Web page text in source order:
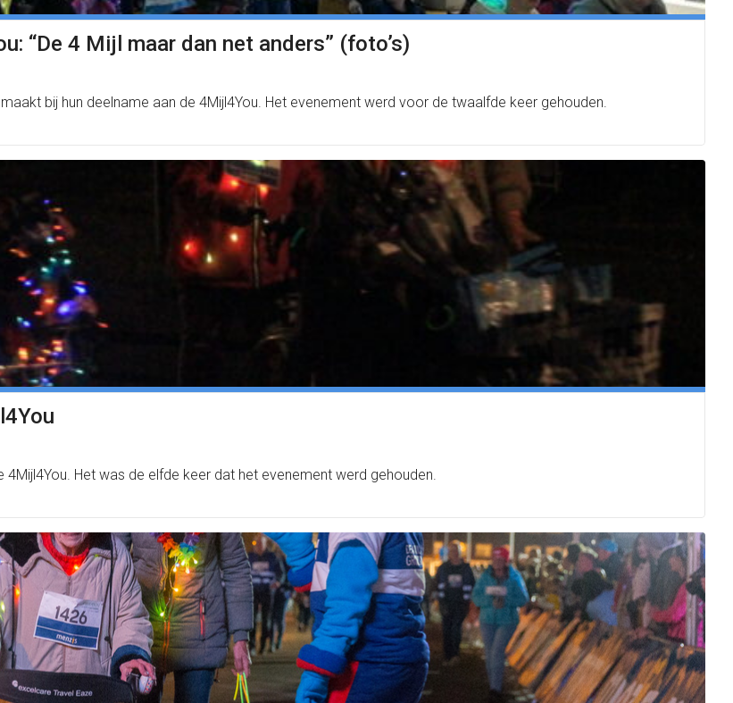
“De 4 Mijl maar dan net anders” (foto’s)
bij hun deelname aan de 4Mijl4You. Het evenement werd voor de twaalfde keer gehouden.
Het was de elfde keer dat het evenement werd gehouden.